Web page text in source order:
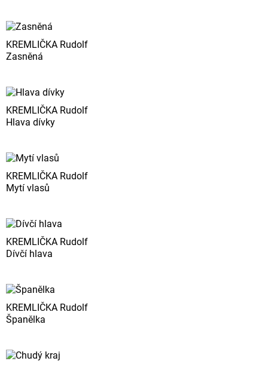
KREMLIČKA Rudolf
Zasněná
KREMLIČKA Rudolf
Hlava dívky
KREMLIČKA Rudolf
Mytí vlasů
KREMLIČKA Rudolf
Dívčí hlava
KREMLIČKA Rudolf
Španělka